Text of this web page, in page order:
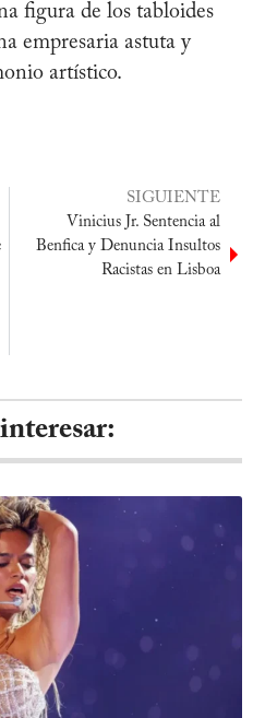
figura de los tabloides
empresaria astuta y
artístico.
SIGUIENTE
Vinicius Jr. Sentencia al
Benfica y Denuncia Insultos
Racistas en Lisboa